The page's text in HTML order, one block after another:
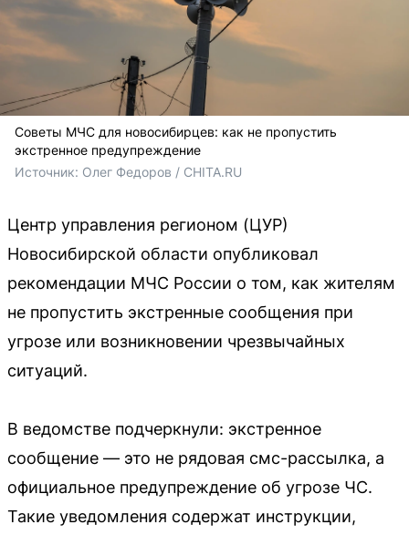
Советы МЧС для новосибирцев: как не пропустить
экстренное предупреждение
Источник: Олег Федоров / CHITA.RU
Центр управления регионом (ЦУР)
Новосибирской области опубликовал
рекомендации МЧС России о том, как жителям
не пропустить экстренные сообщения при
угрозе или возникновении чрезвычайных
ситуаций.
В ведомстве подчеркнули: экстренное
сообщение — это не рядовая смс-рассылка, а
официальное предупреждение об угрозе ЧС.
Такие уведомления содержат инструкции,